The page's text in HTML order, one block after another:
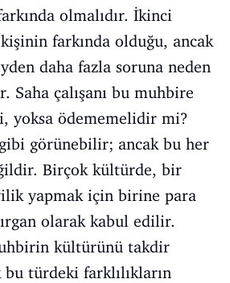
olmalıdır. İkinci
farkında olduğu, ancak
daha fazla soruna neden
Saha çalışanı bu muhbire
yoksa ödememelidir mi?
görünebilir; ancak bu her
Birçok kültürde, bir
yapmak için birine para
olarak kabul edilir.
kültürünü takdir
bu türdeki farklılıkların